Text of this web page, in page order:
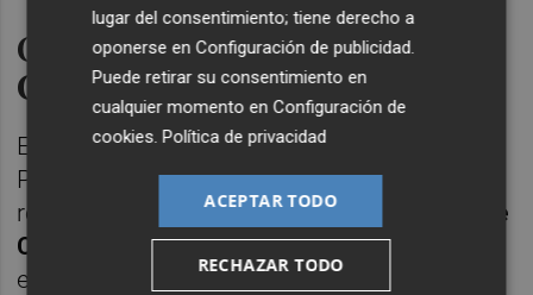
Ordenanza Municipal de
Convivencia Ciudadana
En cuanto a la convivencia ciudadana, la
Policía Local intervino en diez incidencias
relacionadas con laOrdenanza Municipal de
Convivencia Ciudadanaentre las que se
encuentran molestias vecinales y otras
lugar del consentimiento; tiene derecho a
oponerse enConfiguración de publicidad
Puede retirar su consentimiento en
cualquier momento enConfiguración de
cookies .Política de privacidad
ACEPTAR TODO
RECHAZAR TODO